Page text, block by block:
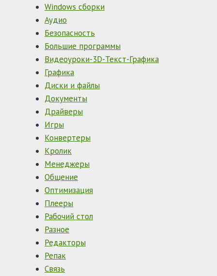
Windows сборки
Аудио
Безопасность
Большие программы
Видеоуроки-3D-Текст-Графика
Графика
Диски и файлы
Документы
Драйверы
Игры
Конвертеры
Кролик
Менеджеры
Общение
Оптимизация
Плееры
Рабочий стол
Разное
Редакторы
Репак
Связь